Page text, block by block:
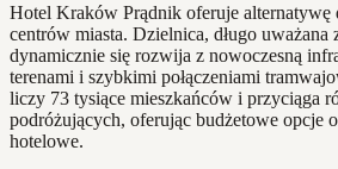
Hotel Kraków Prądnik oferuje alternatywę
centrów miasta. Dzielnica, długo uważana
dynamicznie się rozwija z nowoczesną
terenami i szybkimi połączeniami
liczy 73 tysiące mieszkańców i przyciąga
podróżujących, oferując budżetowe opcje
hotelowe.